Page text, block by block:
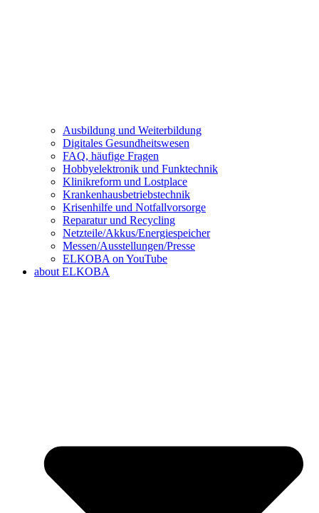
Ausbildung und Weiterbildung
Digitales Gesundheitswesen
FAQ, häufige Fragen
Hobbyelektronik und Funktechnik
Klinikreform und Lostplace
Krankenhausbetriebstechnik
Krisenhilfe und Notfallvorsorge
Reparatur und Recycling
Netzteile/Akkus/Energiespeicher
Messen/Ausstellungen/Presse
ELKOBA on YouTube
about ELKOBA